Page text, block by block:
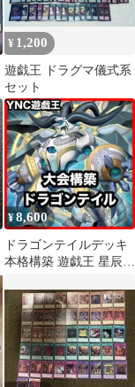
¥ 1,200
遊戯王 ドラグマ儀式系
セット
¥8,600
ドラゴンテイルデッキ
本格構築 遊戯王 星辰爪
手ファイメナ